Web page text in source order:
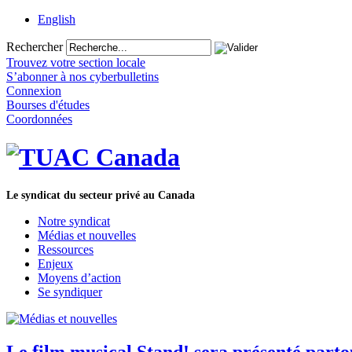
English
Rechercher
Trouvez votre section locale
S’abonner à nos cyberbulletins
Connexion
Bourses d'études
Coordonnées
Le syndicat du secteur privé au Canada
Notre syndicat
Médias et nouvelles
Ressources
Enjeux
Moyens d’action
Se syndiquer